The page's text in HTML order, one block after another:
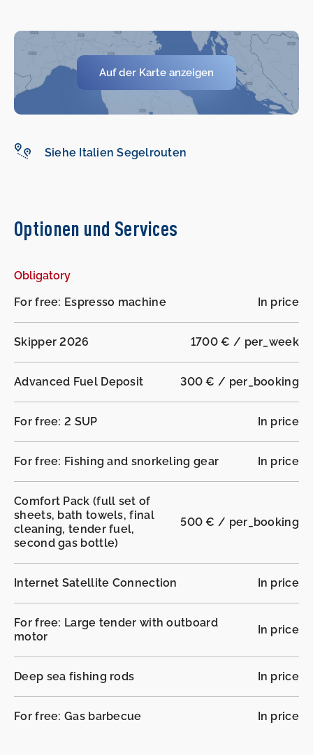
Auf der Karte anzeigen
Siehe Italien Segelrouten
Optionen und Services
Obligatory
For free: Espresso machine
In price
Skipper 2026 1700 € / per_week
Advanced Fuel Deposit 300 € / per_booking
For free: 2 SUP In price
For free: Fishing and snorkeling gear In price
Comfort Pack (full set of
sheets, bath towels, final
cleaning, tender fuel,
second gas bottle)
500 € / per_booking
Internet Satellite Connection In price
For free: Large tender with outboard
motor
In price
Deep sea fishing rods In price
For free: Gas barbecue In price
-